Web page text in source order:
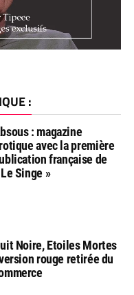
:
: magazine
avec la première
française de
Singe »
Noire, Etoiles Mortes
rouge retirée du